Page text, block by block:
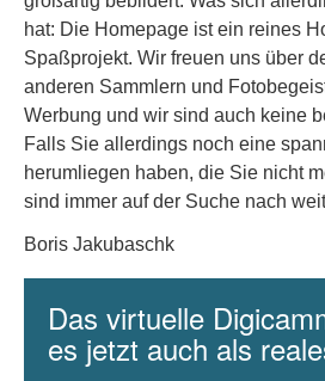
hat: Die Homepage ist ein reines
Spaßprojekt. Wir freuen uns über
anderen Sammlern und
Werbung und wir sind auch keine
Falls Sie allerdings noch eine
herumliegen haben, die Sie nicht
sind immer auf der Suche nach
Boris Jakubaschk
Das virtuelle
es jetzt auch als